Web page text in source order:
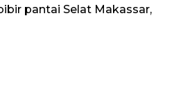
pantai Selat Makassar,